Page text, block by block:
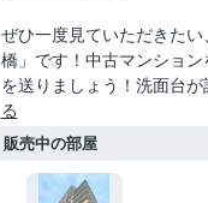
ぜひ一度見ていただきた
橋」です！中古マンショ
を送りましょう！洗面台が
る
販売中の部屋